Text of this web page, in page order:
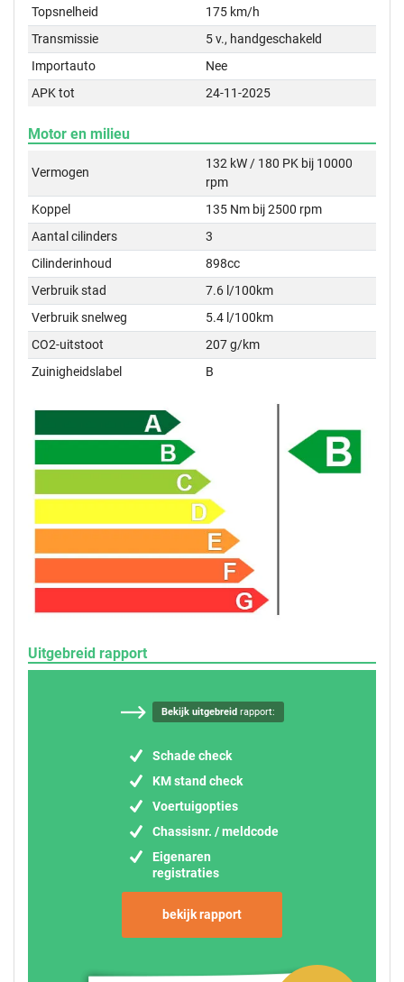
Topsnelheid
175 km/h
Transmissie
5 v., handgeschakeld
Importauto
Nee
APK tot
24-11-2025
Motor en milieu
Vermogen
132 kW / 180 PK bij 10000
rpm
Koppel
135 Nm bij 2500 rpm
Aantal cilinders
3
Cilinderinhoud
898cc
Verbruik stad
7.6 l/100km
Verbruik snelweg
5.4 l/100km
CO2-uitstoot
207 g/km
Zuinigheidslabel
B
Uitgebreid rapport
Bekijk uitgebreidrapport:
Schade check
KM stand check
Voertuigopties
Chassisnr. / meldcode
Eigenaren
registraties
bekijk rapport